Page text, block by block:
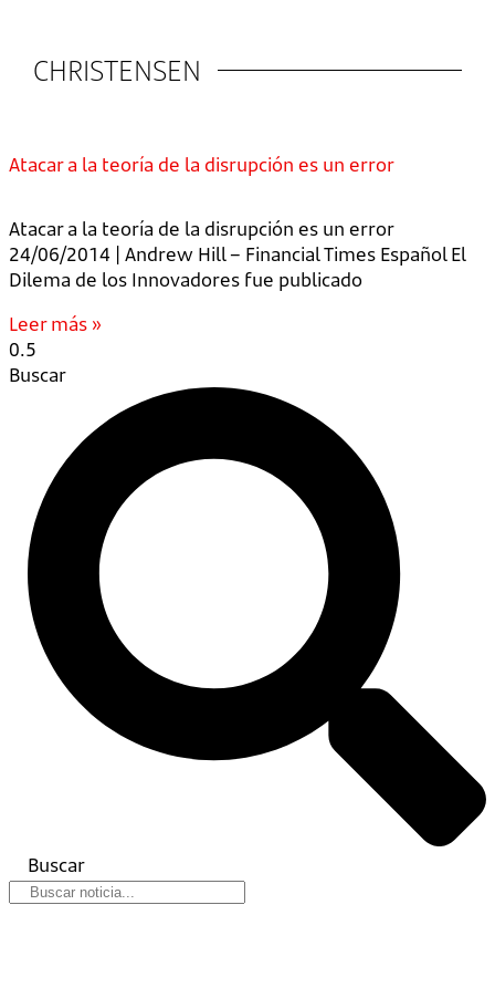
CHRISTENSEN
Atacar a la teoría de la disrupción es un error
Atacar a la teoría de la disrupción es un error
24/06/2014 | Andrew Hill – Financial Times Español El
Dilema de los Innovadores fue publicado
Leer más »
Buscar
Buscar